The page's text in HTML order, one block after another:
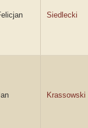
Siedlecki
Krassowski